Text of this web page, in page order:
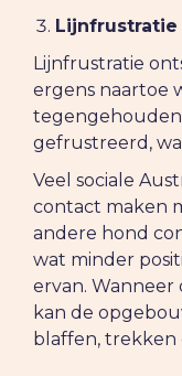
Lijnfrustratie
Lijnfrustratie
ergens naartoe
tegengehouden
gefrustreerd,
Veel sociale
contact maken
andere hond
wat minder
ervan.
kan de
blaffen, trekken